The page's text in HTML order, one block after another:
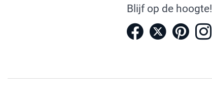
Blijf op de hoogte!